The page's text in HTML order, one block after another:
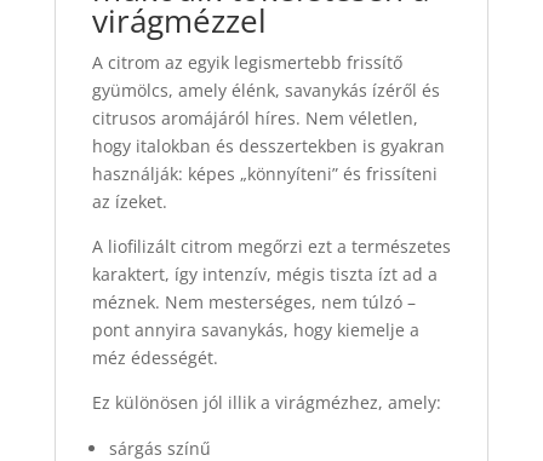
virágmézzel
A citrom az egyik legismertebb frissítő
gyümölcs, amely élénk, savanykás ízéről és
citrusos aromájáról híres. Nem véletlen,
hogy italokban és desszertekben is gyakran
használják: képes „könnyíteni” és frissíteni
az ízeket.
A liofilizált citrom megőrzi ezt a természetes
karaktert, így intenzív, mégis tiszta ízt ad a
méznek. Nem mesterséges, nem túlzó –
pont annyira savanykás, hogy kiemelje a
méz édességét.
Ez különösen jól illik a virágmézhez, amely:
sárgás színű